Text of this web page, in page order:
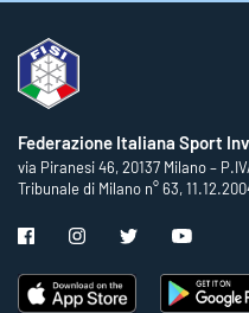
Federazione Italiana Sport
via Piranesi 46, 20137 Milano –
Tribunale di Milano n° 63,